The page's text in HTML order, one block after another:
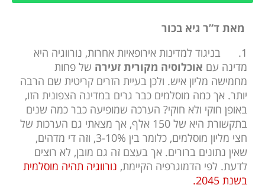
מאת ד”ר גיא בכור
1.
בניגוד למדינות אירופאיות אחרות, נורווגיה היא
מדינה עם אוכלוסיה מקורית זעירה של פחות
מחמישה מליון איש. ולכן בעיית הזרים קריטית שם הרבה
יותר. אך כמה מוסלמים כבר גרים במדינה הצפונית הזו,
באופן חוקי ולא חוקי? הערכה שמופיעה כבר כמה שנים
בתקשורת היא של 150 אלף, אך מצאתי גם הערכות של
חצי מליון מוסלמים, כלומר בין 3-10%, וזה די מדהים,
שאין נתונים ברורים. אך בעצם זה גם מובן, לא רוצים
לדעת. לפי הדמוגרפיה הקיימת, נורווגיה תהיה מוסלמית
בשנת 2045.